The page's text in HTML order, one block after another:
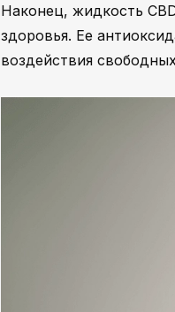
Наконец, жидкость
здоровья. Ее
воздействия